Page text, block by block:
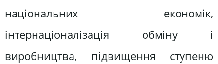
національних економік,
інтернаціоналізація обміну і
виробництва, підвищення ступеню